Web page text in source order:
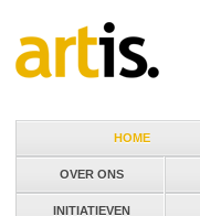
HOME
OVER ONS
INITIATIEVEN